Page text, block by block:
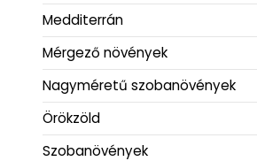
Medditerrán
Mérgező növények
Nagyméretű szobanövények
Örökzöld
Szobanövények